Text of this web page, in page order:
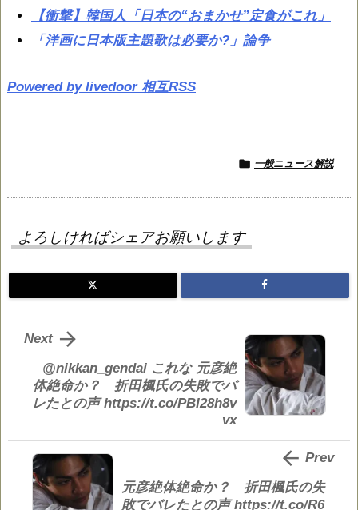
【衝撃】韓国人「日本の“おまかせ”定食がこれ」
「洋画に日本版主題歌は必要か?」論争
Powered by livedoor 相互RSS
 一般ニュース解説
よろしければシェアお願いします
@nikkan_gendai これな 元彦絶
体絶命か？ 折田楓氏の失敗でバ
レたとの声 https://t.co/PBI28h8v
vx

Next
元彦絶体絶命か？ 折田楓氏の失
敗でバレたとの声 https://t.co/R6
 Prev